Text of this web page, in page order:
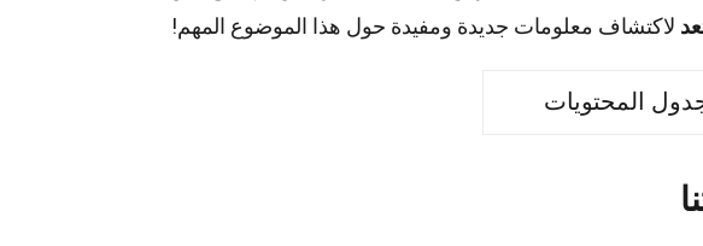
لاكتشاف معلومات جديدة ومفيدة حول هذا الموضوع المهم!
المحتويات